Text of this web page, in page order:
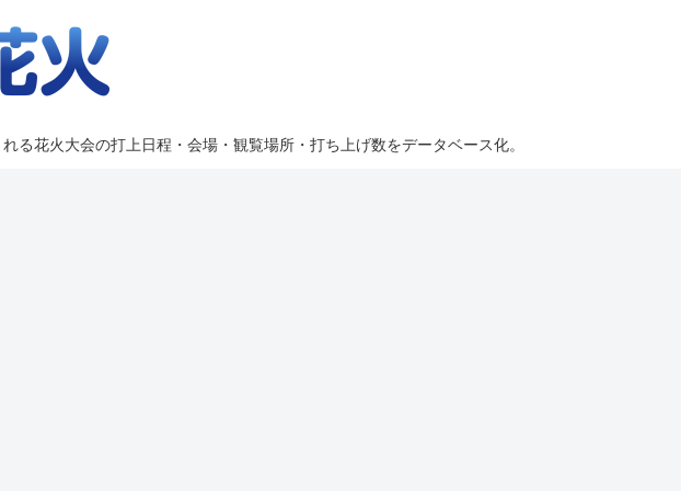
花火大会の打上日程・会場・観覧場所・打ち上げ数をデータベース化。